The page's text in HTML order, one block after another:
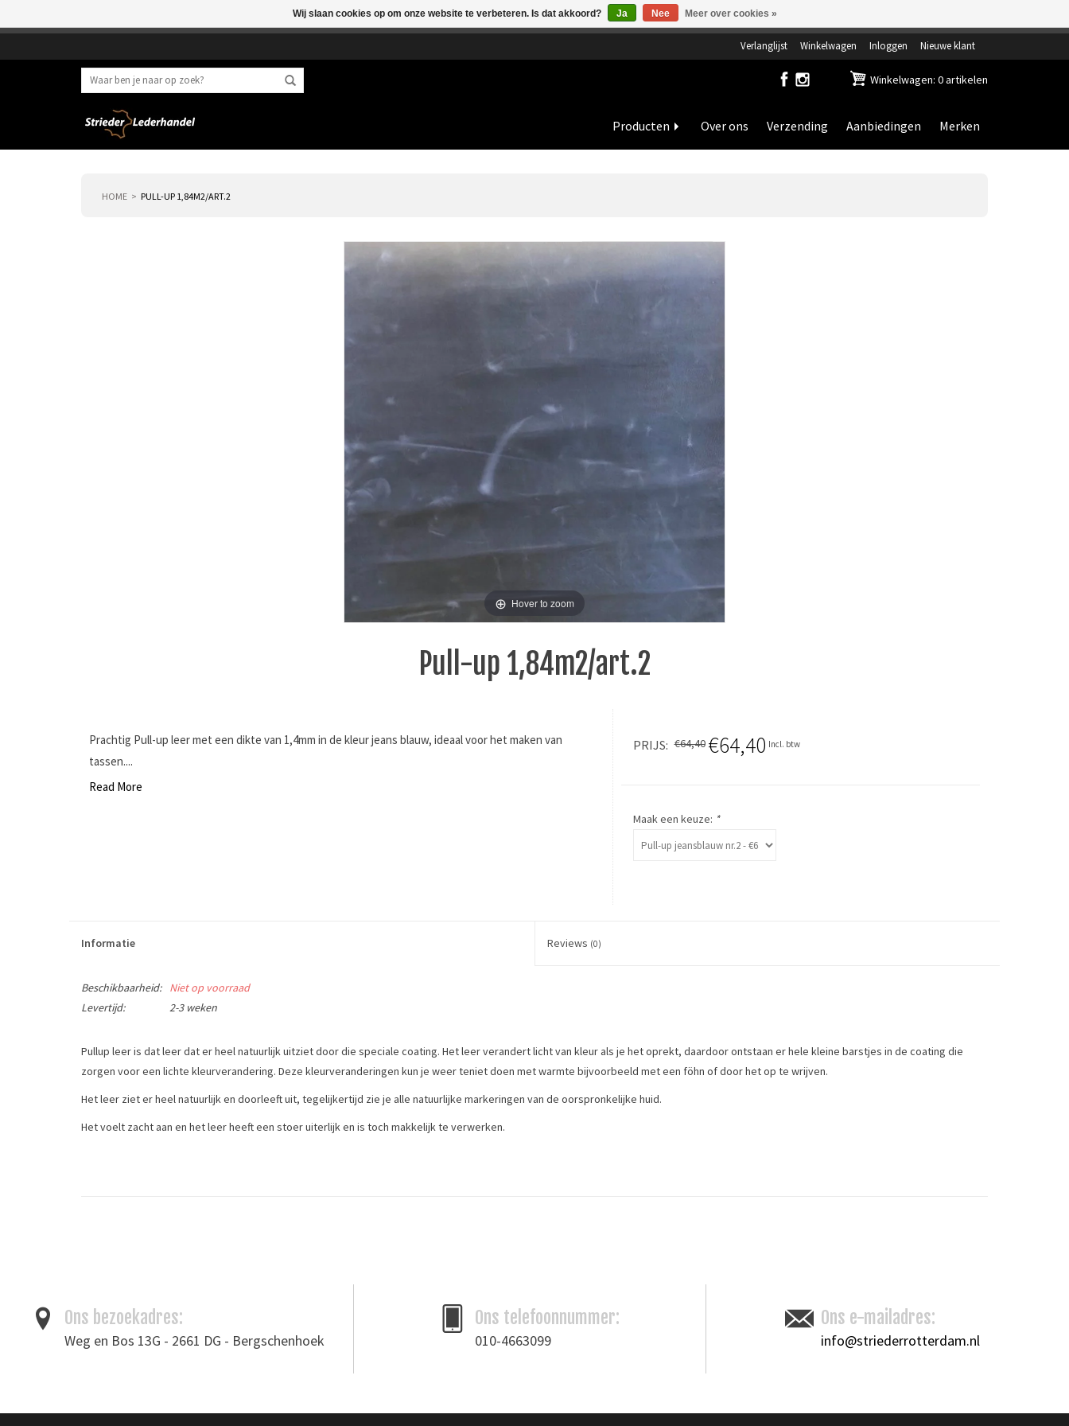
Verlanglijst Winkelwagen Inloggen Nieuwe klant
Winkelwagen: 0 artikelen
Producten Over ons Verzending Aanbiedingen Merken
HOME PULL-UP 1,84M2/ART.2
Hover to zoom
Pull-up 1,84m2/art.2
PRIJS €64,40 €64,40 Incl. btw
Maak een keuze: *
Prachtig Pull-up leer met een dikte van 1,4mm in de kleur jeans blauw, ideaal voor het maken van
tassen....
Read More
Informatie Reviews (0)
Beschikbaarheid:
Niet op voorraad
Levertijd:
2-3 weken
Pullup leer is dat leer dat er heel natuurlijk uitziet door die speciale coating. Het leer verandert licht van kleur als je het oprekt, daardoor ontstaan er hele kleine barstjes in de coating die
zorgen voor een lichte kleurverandering. Deze kleurveranderingen kun je weer teniet doen met warmte bijvoorbeeld met een föhn of door het op te wrijven.
Het leer ziet er heel natuurlijk en doorleeft uit, tegelijkertijd zie je alle natuurlijke markeringen van de oorspronkelijke huid.
Het voelt zacht aan en het leer heeft een stoer uiterlijk en is toch makkelijk te verwerken.
Ons bezoekadres:
Weg en Bos 13G - 2661 DG - Bergschenhoek
Ons telefoonnummer:
010-4663099
Ons e-mailadres:
info@striederrotterdam.nl
Wij slaan cookies op om onze website te verbeteren. Is dat akkoord? Ja Nee Meer over cookies »
Beste klant, I.v.m. de vakantieperiode zijn wij in juli en augustus op dinsdag en woensdag gesloten.